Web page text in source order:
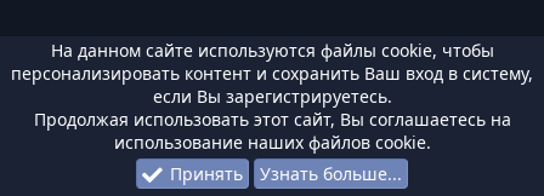
На данном сайте используются файлы cookie, чтобы
персонализировать контент и сохранить Ваш вход в систему,
если Вы зарегистрируетесь.
Продолжая использовать этот сайт, Вы соглашаетесь на
использование наших файлов cookie.
Принять
Узнать больше...